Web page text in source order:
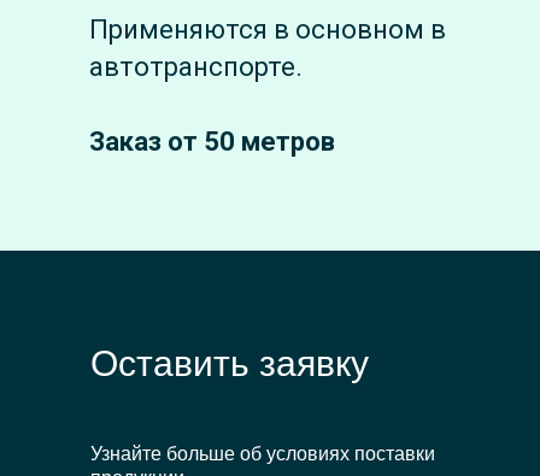
Применяются в основном в
автотранспорте.
Заказ от 50 метров
Узнайте больше об условиях поставки
Оставить заявку